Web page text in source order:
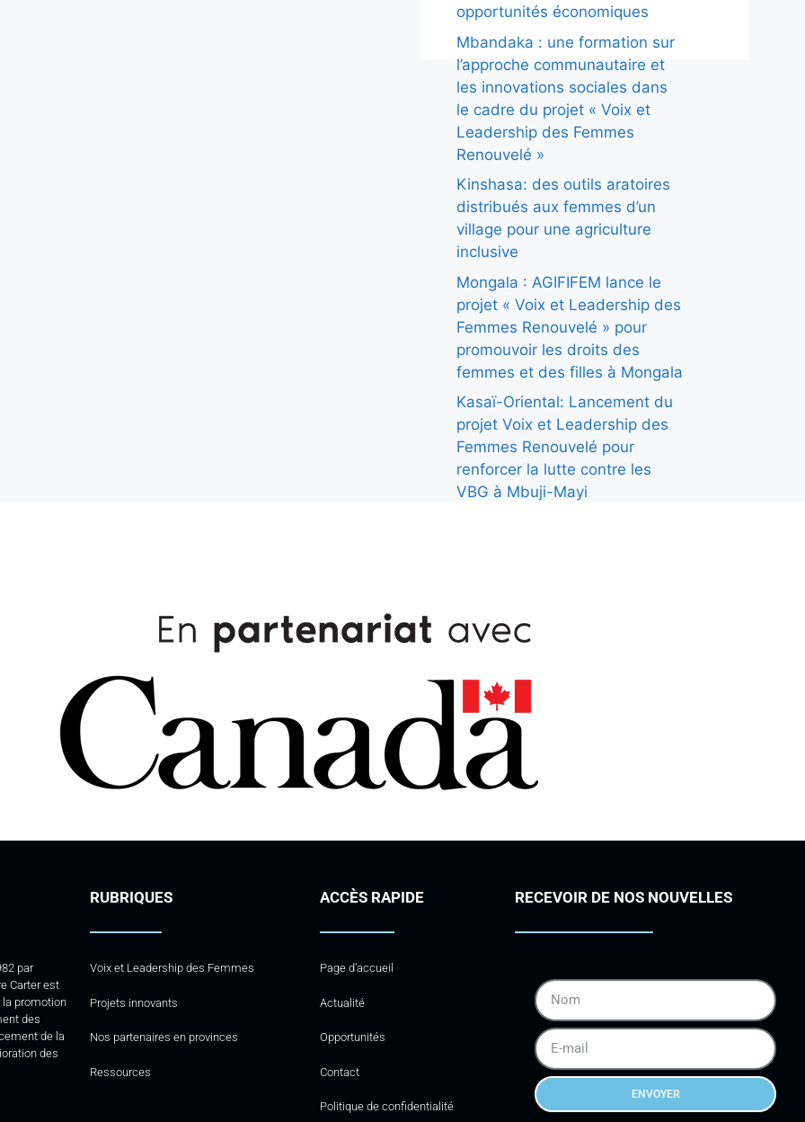
opportunités économiques
Mbandaka : une formation sur
l’approche communautaire et
les innovations sociales dans
le cadre du projet « Voix et
Leadership des Femmes
Renouvelé »
Kinshasa: des outils aratoires
distribués aux femmes d’un
village pour une agriculture
inclusive
Mongala : AGIFIFEM lance le
projet « Voix et Leadership des
Femmes Renouvelé » pour
promouvoir les droits des
femmes et des filles à Mongala
Kasaï-Oriental: Lancement du
projet Voix et Leadership des
Femmes Renouvelé pour
renforcer la lutte contre les
VBG à Mbuji-Mayi
par
Carter est
promotion
des
de la
des
RUBRIQUES
Voix et Leadership des Femmes
Projets innovants
Nos partenaires en provinces
Ressources
ACCÈS RAPIDE
Page d’accueil
Actualité
Opportunités
Contact
Politique de confidentialité
RECEVOIR DE NOS NOUVELLES
ENVOYER